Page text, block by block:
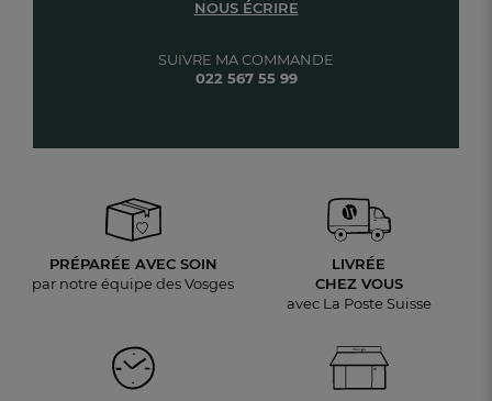
SUIVRE MA COMMANDE
022 567 55 99
NOUS ÉCRIRE
PRÉPARÉE AVEC SOIN
par notre équipe des Vosges
LIVRÉE
CHEZ VOUS
avec La Poste Suisse